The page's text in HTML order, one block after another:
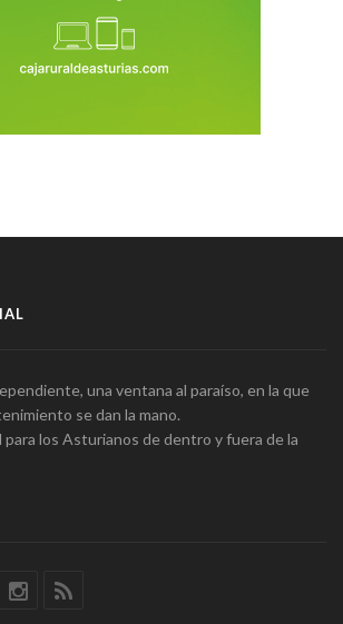
una ventana al paraíso, en la que
se dan la mano.
los Asturianos de dentro y fuera de la